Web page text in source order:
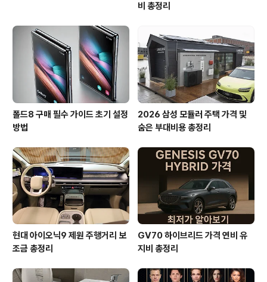
비 총정리
폴드8 구매 필수 가이드 초기 설정
방법
2026 삼성 모듈러 주택 가격 및
숨은 부대비용 총정리
현대 아이오닉9 제원 주행거리 보
조금 총정리
GV70 하이브리드 가격 연비 유
지비 총정리